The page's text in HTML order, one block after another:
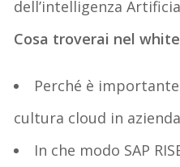
dell’intelligenza
Cosa troverai nel
Perché è
cultura cloud in azienda
In che modo SAP